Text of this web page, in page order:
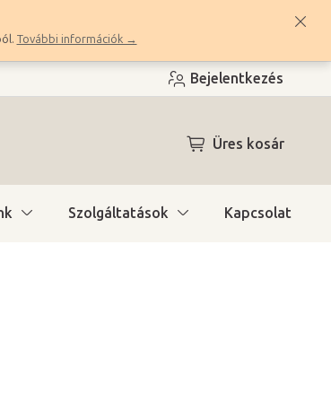
További információk →
Bejelentkezés
KOSÁR
Üres kosár
Szolgáltatások Kapcsolat